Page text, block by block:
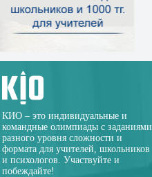
КИО – это индивидуальные и
командные олимпиады с заданиями
разного уровня сложности и
формата для учителей, школьников
и психологов. Участвуйте и
побеждайте!